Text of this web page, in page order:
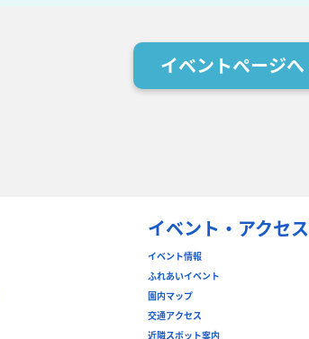
イベントページへ
イベント・アクセス
イベント情報
ふれあいイベント
園内マップ
交通アクセス
近隣スポット案内